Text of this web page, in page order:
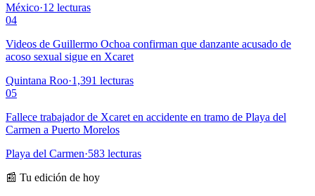
México·12 lecturas
04
Videos de Guillermo Ochoa confirman que danzante acusado de
acoso sexual sigue en Xcaret
Quintana Roo·1,391 lecturas
05
Fallece trabajador de Xcaret en accidente en tramo de Playa del
Carmen a Puerto Morelos
Playa del Carmen·583 lecturas
📰 Tu edición de hoy